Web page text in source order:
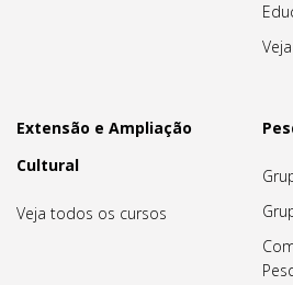
Extensão e Ampliação
Cultural
Veja todos os cursos